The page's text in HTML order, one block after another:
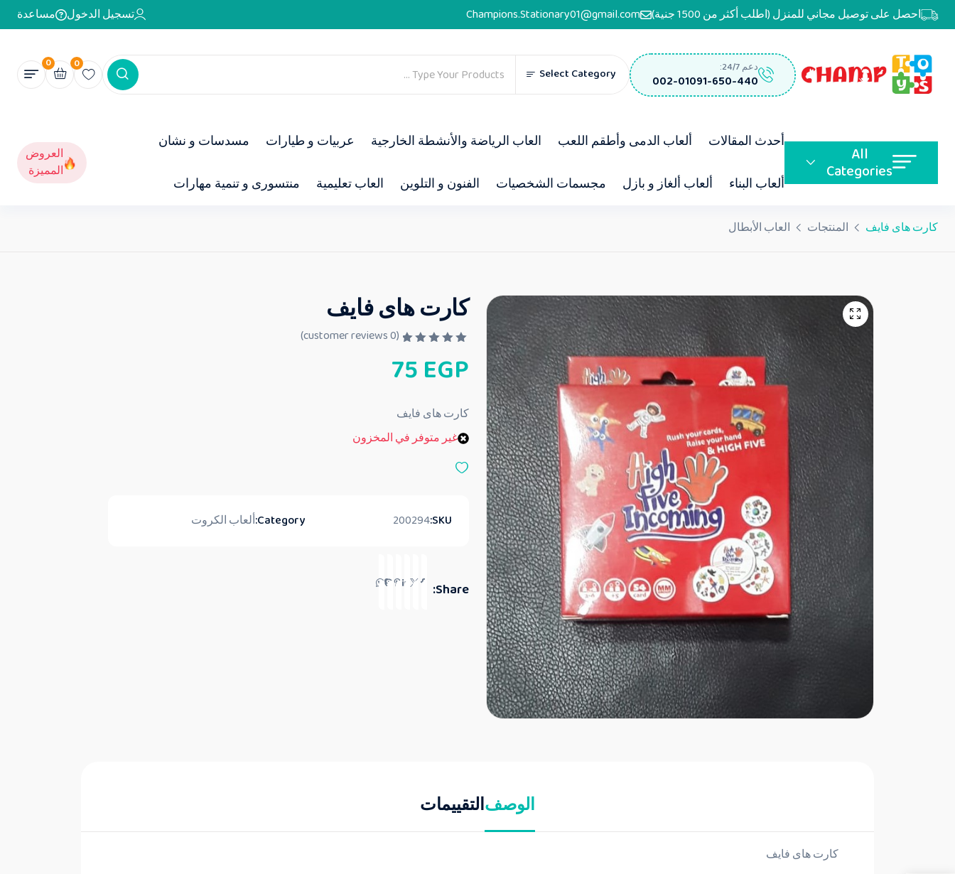
احصل على توصيل مجاني للمنزل (اطلب أكثر من 1500 جنية) Champions.Stationary01@gmail.com تسجيل الدخول مساعدة
دعم 24/7:
002-01091-650-440
Select Category
0
0
All
Categories
أحدث المقالات ألعاب الدمى وأطقم اللعب العاب الرياضة والأنشطة الخارجية عربيات و طيارات مسدسات و نشان
ألعاب البناء ألعاب ألغاز و بازل مجسمات الشخصيات الفنون و التلوين العاب تعليمية منتسورى و تنمية مهارات
العروض
المميزة
كارت هاى فايف المنتجات العاب الأبطال
كارت هاى فايف
م
ا
ي
م
ن
(
0
75EGP
كارت هاى فايف
غير متوفر في المخزون
SKU:
200294
Category:ألعاب الكروت
Share:
الوصفالتقييمات
كارت هاى فايف